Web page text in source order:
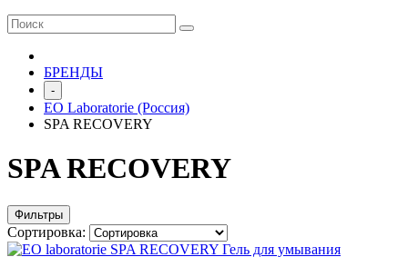
БРЕНДЫ
-
EO Laboratorie (Россия)
SPA RECOVERY
SPA RECOVERY
Фильтры
Сортировка: